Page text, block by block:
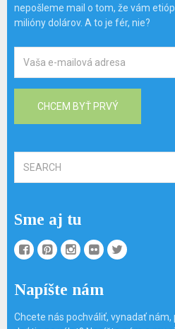
nepošleme mail o tom, že vám
milióny dolárov. A to je fér, nie?
for:
Sme aj tu
Napíšte nám
Chcete nás pochváliť, vynadať